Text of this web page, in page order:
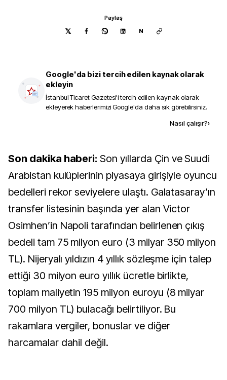
Paylaş
N
Google'da bizi tercih edilen kaynak olarak
ekleyin
İstanbul Ticaret Gazetesi'i tercih edilen kaynak olarak
ekleyerek haberlerimizi Google'da daha sık görebilirsiniz.
Nasıl çalışır?›
Son dakika haberi: Son yıllarda Çin ve Suudi
Arabistan kulüplerinin piyasaya girişiyle oyuncu
bedelleri rekor seviyelere ulaştı. Galatasaray’ın
transfer listesinin başında yer alan Victor
Osimhen’in Napoli tarafından belirlenen çıkış
bedeli tam 75 milyon euro (3 milyar 350 milyon
TL). Nijeryalı yıldızın 4 yıllık sözleşme için talep
ettiği 30 milyon euro yıllık ücretle birlikte,
toplam maliyetin 195 milyon euroyu (8 milyar
700 milyon TL) bulacağı belirtiliyor. Bu
rakamlara vergiler, bonuslar ve diğer
harcamalar dahil değil.